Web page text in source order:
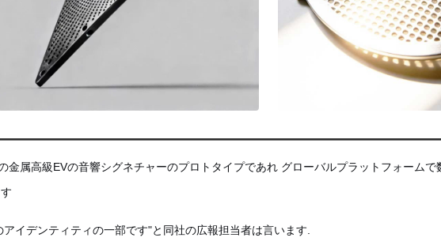
属高級EVの音響シグネチャーのプロトタイプであれ グローバルプラットフォーム
イデンティティの一部です"と同社の広報担当者は言います.